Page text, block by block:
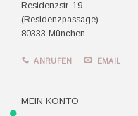
Residenzstr. 19
(Residenzpassage)
80333 München
ANRUFEN EMAIL
MEIN KONTO